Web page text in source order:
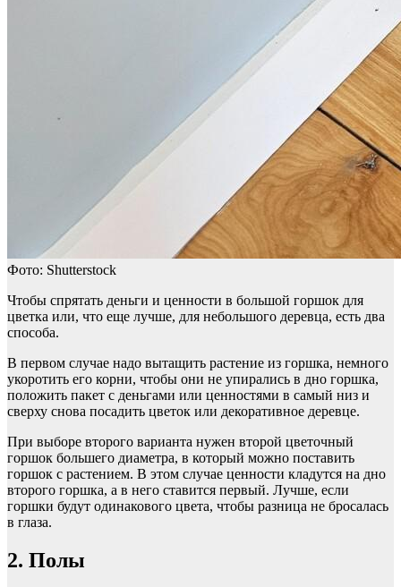
Фото: Shutterstock
Чтобы спрятать деньги и ценности в большой горшок для
цветка или, что еще лучше, для небольшого деревца, есть два
способа.
В первом случае надо вытащить растение из горшка, немного
укоротить его корни, чтобы они не упирались в дно горшка,
положить пакет с деньгами или ценностями в самый низ и
сверху снова посадить цветок или декоративное деревце.
При выборе второго варианта нужен второй цветочный
горшок большего диаметра, в который можно поставить
горшок с растением. В этом случае ценности кладутся на дно
второго горшка, а в него ставится первый. Лучше, если
горшки будут одинакового цвета, чтобы разница не бросалась
в глаза.
2. Полы